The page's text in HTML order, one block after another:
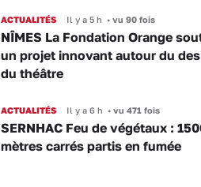
ACTUALITÉS Il y a 5 h •vu 90 fois
NÎMES La Fondation Orange
un projet innovant autour du
du théâtre
ACTUALITÉS Il y a 6 h •vu 471 fois
SERNHAC Feu de végétaux :
mètres carrés partis en fumée